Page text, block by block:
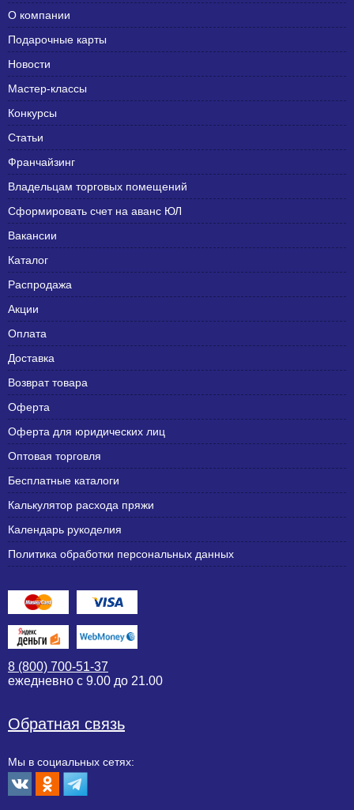
О компании
Подарочные карты
Новости
Мастер-классы
Конкурсы
Статьи
Франчайзинг
Владельцам торговых помещений
Сформировать счет на аванс ЮЛ
Вакансии
Каталог
Распродажа
Акции
Оплата
Доставка
Возврат товара
Оферта
Оферта для юридических лиц
Оптовая торговля
Бесплатные каталоги
Калькулятор расхода пряжи
Календарь рукоделия
Политика обработки персональных данных
8 (800) 700-51-37
ежедневно с 9.00 до 21.00
Обратная связь
Мы в социальных сетях: